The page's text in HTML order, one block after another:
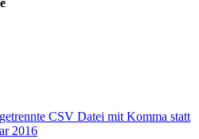
CSV Datei mit Komma statt
2016